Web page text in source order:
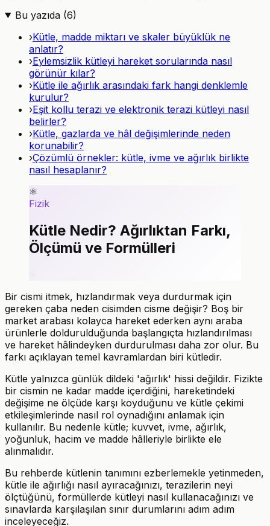
Bu yazıda (6)
›Kütle, madde miktarı ve skaler büyüklük ne
anlatır?
›Eylemsizlik kütleyi hareket sorularında nasıl
görünür kılar?
›Kütle ile ağırlık arasındaki fark hangi denklemle
kurulur?
›Eşit kollu terazi ve elektronik terazi kütleyi nasıl
belirler?
›Kütle, gazlarda ve hâl değişimlerinde neden
korunabilir?
›Çözümlü örnekler: kütle, ivme ve ağırlık birlikte
nasıl hesaplanır?
⚛️
Fizik
Kütle Nedir? Ağırlıktan Farkı,
Ölçümü ve Formülleri
Bir cismi itmek, hızlandırmak veya durdurmak için
gereken çaba neden cisimden cisme değişir? Boş bir
market arabası kolayca hareket ederken aynı araba
ürünlerle doldurulduğunda başlangıçta hızlandırılması
ve hareket hâlindeyken durdurulması daha zor olur. Bu
farkı açıklayan temel kavramlardan biri kütledir.
Kütle yalnızca günlük dildeki 'ağırlık' hissi değildir. Fizikte
bir cismin ne kadar madde içerdiğini, hareketindeki
değişime ne ölçüde karşı koyduğunu ve kütle çekimi
etkileşimlerinde nasıl rol oynadığını anlamak için
kullanılır. Bu nedenle kütle; kuvvet, ivme, ağırlık,
yoğunluk, hacim ve madde hâlleriyle birlikte ele
alınmalıdır.
Bu rehberde kütlenin tanımını ezberlemekle yetinmeden,
kütle ile ağırlığı nasıl ayıracağınızı, terazilerin neyi
ölçtüğünü, formüllerde kütleyi nasıl kullanacağınızı ve
sınavlarda karşılaşılan sınır durumlarını adım adım
inceleyeceğiz.